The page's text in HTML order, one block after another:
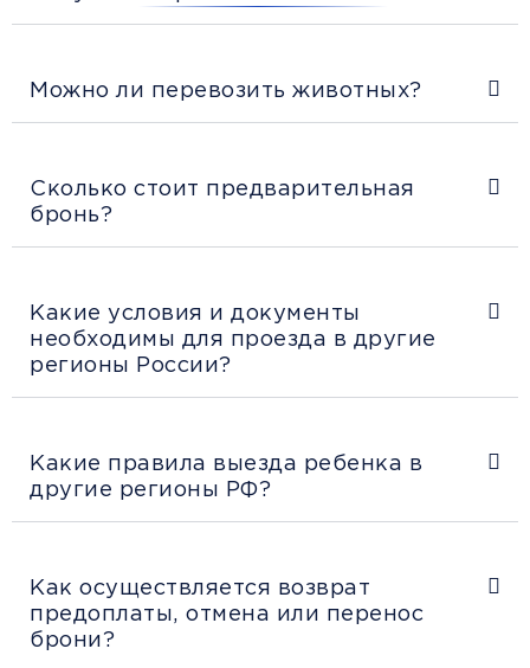
Можно ли перевозить животных?
Сколько стоит предварительная
бронь?
Какие условия и документы
необходимы для проезда в другие
регионы России?
Какие правила выезда ребенка в
другие регионы РФ?
Как осуществляется возврат
предоплаты, отмена или перенос
брони?